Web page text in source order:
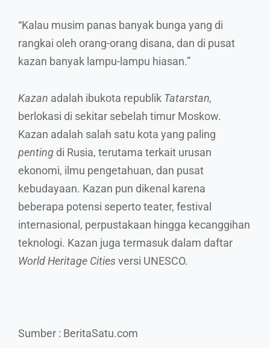
“Kalau musim panas banyak bunga yang di
rangkai oleh orang-orang disana, dan di pusat
kazan banyak lampu-lampu hiasan.”
Kazan adalah ibukota republik Tatarstan,
berlokasi di sekitar sebelah timur Moskow.
Kazan adalah salah satu kota yang paling
penting di Rusia, terutama terkait urusan
ekonomi, ilmu pengetahuan, dan pusat
kebudayaan. Kazan pun dikenal karena
beberapa potensi seperto teater, festival
internasional, perpustakaan hingga kecanggihan
teknologi. Kazan juga termasuk dalam daftar
World Heritage Citiesversi UNESCO.
Sumber : BeritaSatu.com